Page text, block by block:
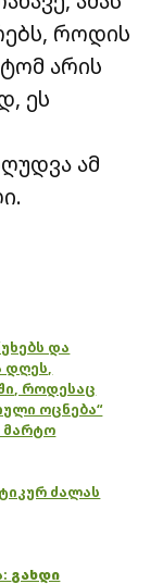
როდის
არის
ეს
ამ
და
დღეს,
როდესაც
ოცნება“
მარტო
ძალას
გახდი